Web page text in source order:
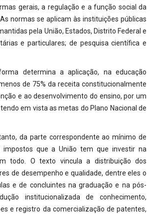
gerais, a regulação e a função social da
normas se aplicam às instituições públicas
pela União, Estados, Distrito Federal e
e particulares; de pesquisa científica e
determina a aplicação, na educação
de 75% da receita constitucionalmente
e ao desenvolvimento do ensino, por um
em vista as metas do Plano Nacional de
da parte correspondente ao mínimo de
impostos que a União tem que investir na
todo. O texto vincula a distribuição dos
de desempenho e qualidade, dentre eles o
e de concluintes na graduação e na pós-
institucionalizada de conhecimento,
e registro da comercialização de patentes,